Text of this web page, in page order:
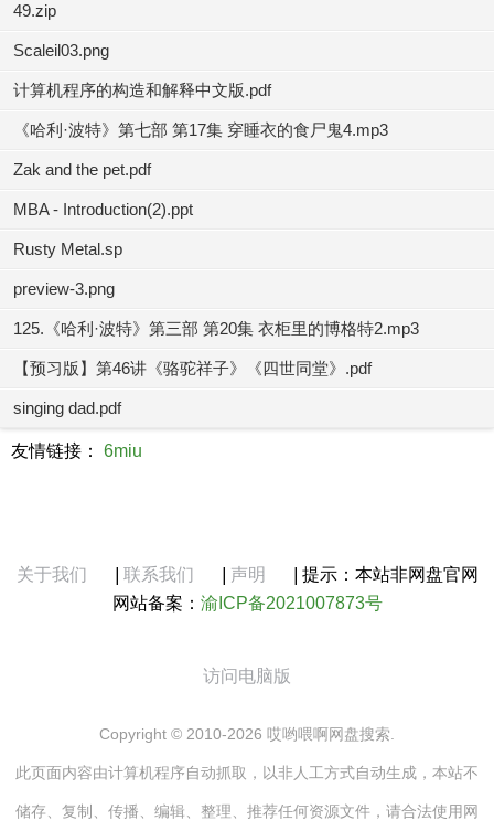
49.zip
Scaleil03.png
计算机程序的构造和解释中文版.pdf
《哈利·波特》第七部 第17集 穿睡衣的食尸鬼4.mp3
Zak and the pet.pdf
MBA - Introduction(2).ppt
Rusty Metal.sp
preview-3.png
125.《哈利·波特》第三部 第20集 衣柜里的博格特2.mp3
【预习版】第46讲《骆驼祥子》《四世同堂》.pdf
singing dad.pdf
友情链接： 6miu
关于我们 联系我们 声明
提示：本站非网盘官网
网站备案： 渝ICP备2021007873号
访问电脑版
Copyright © 2010-2026 哎哟喂啊网盘搜索.
此页面内容由计算机程序自动抓取，以非人工方式自动生成，本站不
储存、复制、传播、编辑、整理、推荐任何资源文件，请合法使用网